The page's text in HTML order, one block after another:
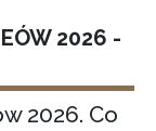
2026 -
2026. Co